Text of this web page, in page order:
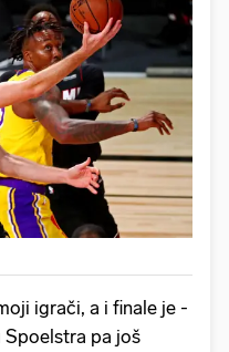
igrači, a i finale je -
Spoelstra pa još